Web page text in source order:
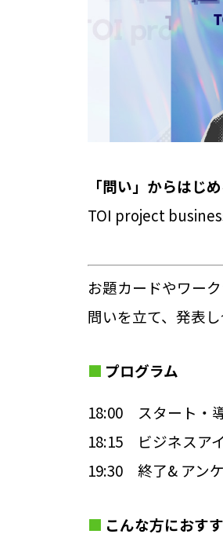
「問い」からはじ
TOI project
お題カードやワー
問いを立て、発表
プログラム
18:00 スタート・
18:15 ビジネスア
19:30 終了& アン
こんな方におす